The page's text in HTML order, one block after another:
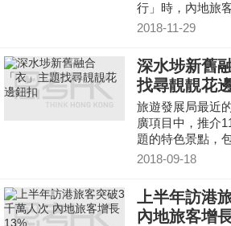
行」時，內地旅
數停止增長，直
2018-11-29
深水埗新舊
找尋靚靚花
旅遊發展局最近
廣項目中，推介
題的特色景點，
2018-09-18
上半年訪港
內地旅客增